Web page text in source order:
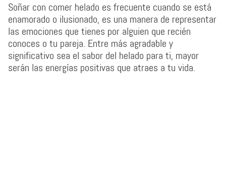
Soñar con comer helado es frecuente cuando se está
enamorado o ilusionado, es una manera de representar
las emociones que tienes por alguien que recién
conoces o tu pareja. Entre más agradable y
significativo sea el sabor del helado para ti, mayor
serán las energías positivas que atraes a tu vida.